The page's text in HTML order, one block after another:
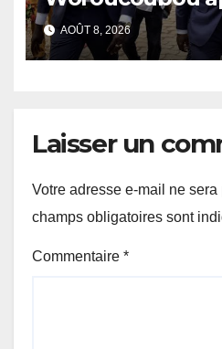
retour du
Sénat
AOÛT 8, 2026
Laisser un
Votre adresse e-mail ne sera
champs obligatoires sont
Commentaire *